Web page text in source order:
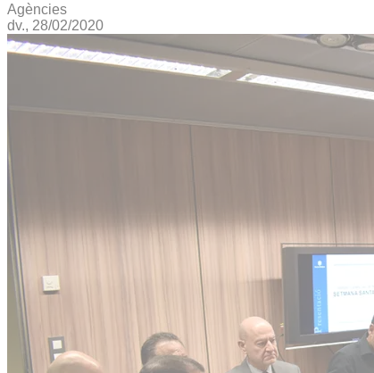
Agències
dv., 28/02/2020